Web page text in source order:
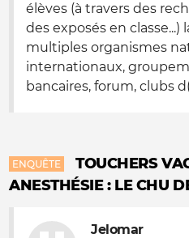
élèves (à travers des
des exposés en
multiples organismes
internationaux,
bancaires, forum, clubs
ENQUÊTE
TOUCHERS
ANESTHÉSIE : LE CHU
Jelomar